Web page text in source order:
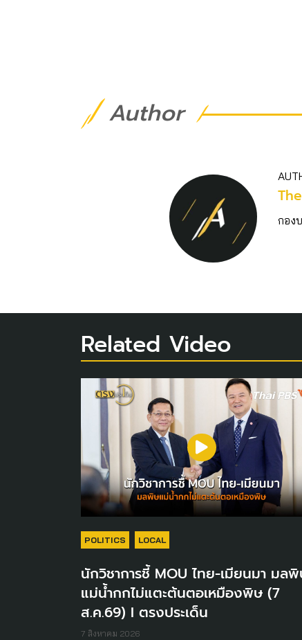
Author
กอง
Related Video
POLITICS LOCAL
นักวิชาการชี้ MOU ไทย-เมียนมา มล
แม่น้ำกกไม่แตะต้นตอเหมืองพิษ (7
ส.ค.69) I ตรงประเด็น
7 สิงหาคม 2026